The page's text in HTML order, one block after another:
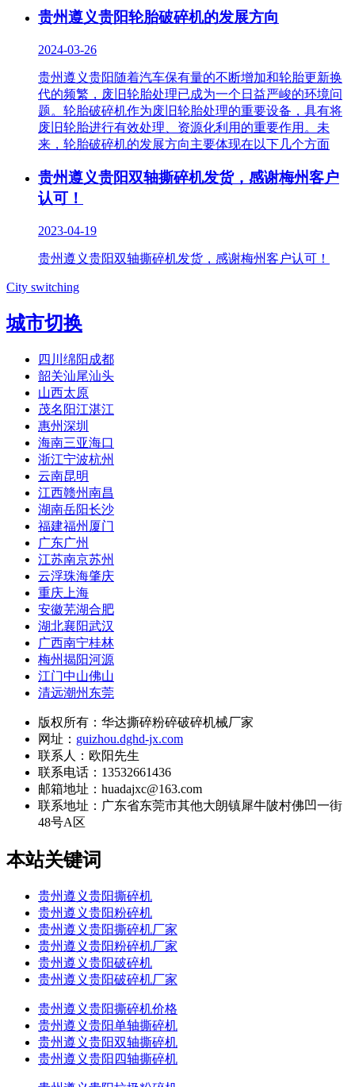
贵州遵义贵阳轮胎破碎机的发展方向
2024-03-26
贵州遵义贵阳随着汽车保有量的不断增加和轮胎更新换
代的频繁，废旧轮胎处理已成为一个日益严峻的环境问
题。轮胎破碎机作为废旧轮胎处理的重要设备，具有将
废旧轮胎进行有效处理、资源化利用的重要作用。未
来，轮胎破碎机的发展方向主要体现在以下几个方面
贵州遵义贵阳双轴撕碎机发货，感谢梅州客户
认可！
2023-04-19
贵州遵义贵阳双轴撕碎机发货，感谢梅州客户认可！
City switching
城市切换
四川绵阳成都
韶关汕尾汕头
山西太原
茂名阳江湛江
惠州深圳
海南三亚海口
浙江宁波杭州
云南昆明
江西赣州南昌
湖南岳阳长沙
福建福州厦门
广东广州
江苏南京苏州
云浮珠海肇庆
重庆上海
安徽芜湖合肥
湖北襄阳武汉
广西南宁桂林
梅州揭阳河源
江门中山佛山
清远潮州东莞
版权所有：华达撕碎粉碎破碎机械厂家
网址： guizhou.dghd-jx.com
联系人：欧阳先生
联系电话：13532661436
邮箱地址：huadajxc@163.com
联系地址： 广东省东莞市其他大朗镇犀牛陂村佛凹一街
48号A区
本站关键词
贵州遵义贵阳撕碎机
贵州遵义贵阳粉碎机
贵州遵义贵阳撕碎机厂家
贵州遵义贵阳粉碎机厂家
贵州遵义贵阳破碎机
贵州遵义贵阳破碎机厂家
贵州遵义贵阳撕碎机价格
贵州遵义贵阳单轴撕碎机
贵州遵义贵阳双轴撕碎机
贵州遵义贵阳四轴撕碎机